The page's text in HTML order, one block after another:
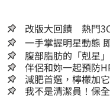
改版大回饋 熱門
腹部脂肪的「剋星
囊，瘦出小蠻腰
伴侶和妳一起預防
減肥首選，檸檬加
人生
我不是清潔員！保